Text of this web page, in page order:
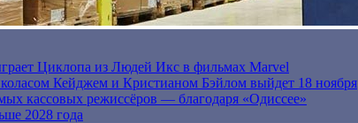
Циклопа из Людей Икс в фильмах Marvel
Кейджем и Кристианом Бэйлом выйдет 18 ноября
кассовых режиссёров — благодаря «Одиссее»
2028 года